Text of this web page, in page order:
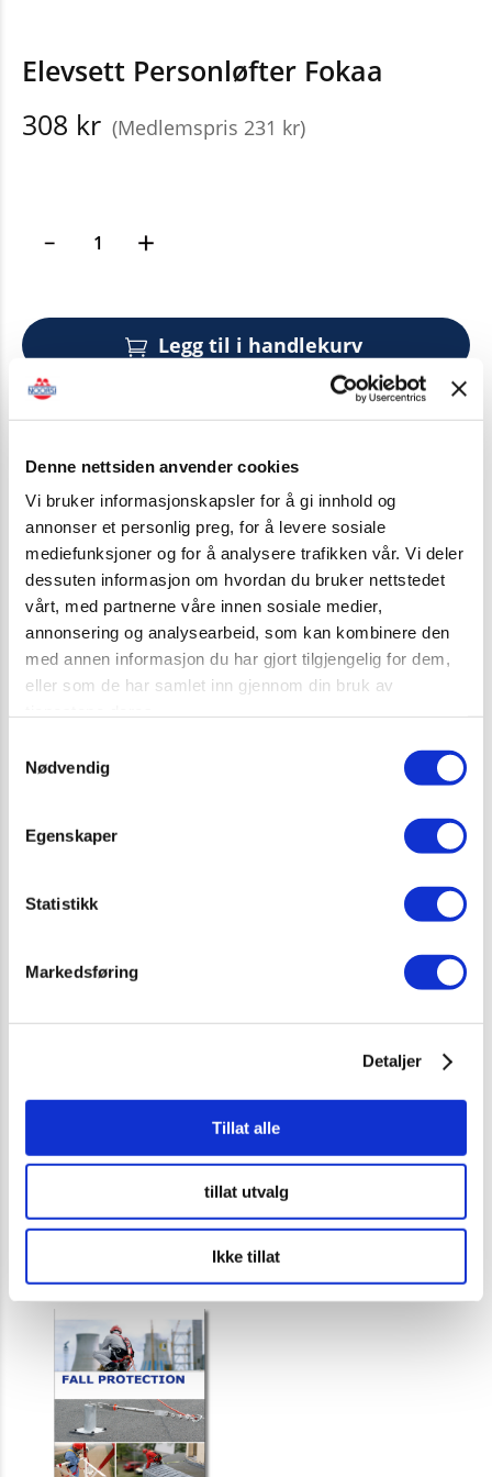
Denne nettsiden anvender cookies
Vi bruker informasjonskapsler for å gi innhold og
annonser et personlig preg, for å levere sosiale
mediefunksjoner og for å analysere trafikken vår. Vi deler
dessuten informasjon om hvordan du bruker nettstedet
vårt, med partnerne våre innen sosiale medier,
annonsering og analysearbeid, som kan kombinere den
med annen informasjon du har gjort tilgjengelig for dem,
eller som de har samlet inn gjennom din bruk av
Nødvendig
Egenskaper
Statistikk
Markedsføring
Detaljer
Tillat alle
tillat utvalg
Ikke tillat
Elevsett Personløfter Fokaa
308 kr (Medlemspris 231 kr)
Legg til i handlekurv
Informasjon
Lærebok, prøver og fasit
RELATERTE PRODUKTER
USB Personløfter Norsk
(Medlemspris 154 kr)
USB Fallsikring Norsk
308 kr
(Medlemspris 154 kr)